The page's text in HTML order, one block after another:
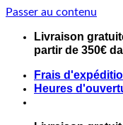
Passer au contenu
Livraison
partir de 350€
Frais
Heures